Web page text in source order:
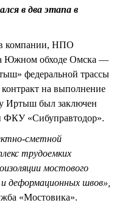
в два этапа в
компании, НПО
Южном обходе Омска —
федеральной трассы
на выполнение
Иртыш был заключен
«Сибуправтодор».
сметной
трудоемких
мостового
деформационных швов»,
«Мостовика».